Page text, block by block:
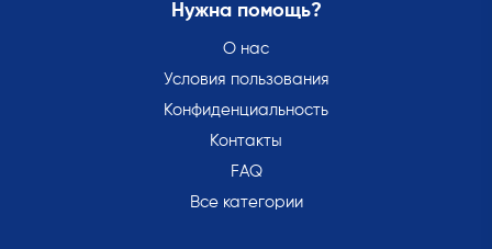
Нужна помощь?
О нас
Условия пользования
Конфиденциальность
Контакты
FAQ
Все категории